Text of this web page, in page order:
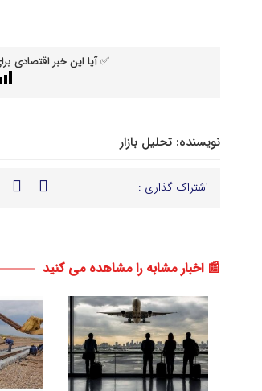
✅ آیا این خبر اقتصادی
نویسنده: تحلیل بازار
اشتراک گذاری :
📰 اخبار مشابه را مشاهده می کنید